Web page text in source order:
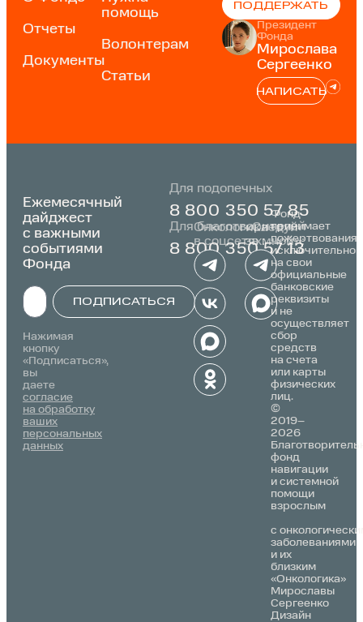
Отчеты
Документы
помощь
Волонтерам
Статьи
ПОДДЕРЖАТЬ
Президент
Фонда
Мирослава
Сергеенко
НАПИСАТЬ
Для подопечных
8 800 350 57 85
Для благотворителей
8 800 350 57 13
Ежемесячный
дайджест
с важными
событиями
Фонда
ПОДПИСАТЬСЯ
Нажимая
кнопку
«Подписаться»,
вы
даете
согласие
на обработку
ваших
персональных
данных
Онкологика
в соцсетях:
«Следуй
за мной»:
Дизайн
©
2019–
2026
фонд
навигации
и системной
помощи
взрослым
с
заболеваниями
и их
близким
«Онкологика»
Мирославы
Сергеенко
Фонд
принимает
пожертвования
исключительно
на свои
официальные
банковские
реквизиты
и не
осуществляет
сбор
средств
на счета
или карты
физических
лиц.